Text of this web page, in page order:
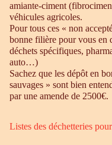
amiante-ciment
véhicules agricoles.
Pour tous ces « non
bonne filière pour vous en
déchets spécifiques,
auto…)
Sachez que les dépôt en
sauvages » sont bien
par une amende de 2500€.
Listes des déchetteries